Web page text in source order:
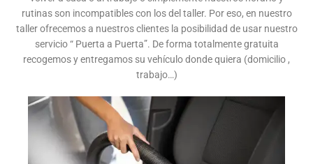
rutinas son incompatibles con los del taller. Por eso, en nuestro
taller ofrecemos a nuestros clientes la posibilidad de usar nuestro
servicio “ Puerta a Puerta”. De forma totalmente gratuita
recogemos y entregamos su vehículo donde quiera (domicilio ,
trabajo…)